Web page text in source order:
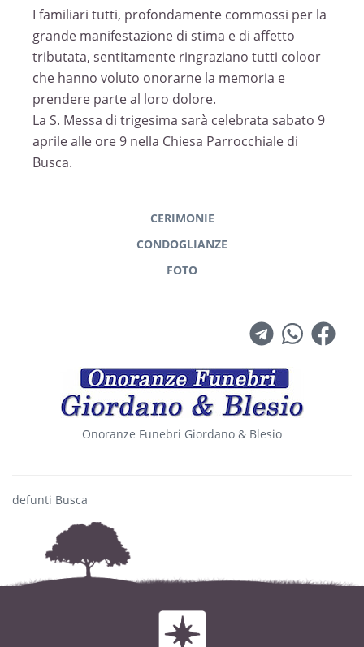
I familiari tutti, profondamente commossi per la
grande manifestazione di stima e di affetto
tributata, sentitamente ringraziano tutti coloor
che hanno voluto onorarne la memoria e
prendere parte al loro dolore.
La S. Messa di trigesima sarà celebrata sabato 9
aprile alle ore 9 nella Chiesa Parrocchiale di
Busca.
Onoranze Funebri Giordano & Blesio
defunti Busca